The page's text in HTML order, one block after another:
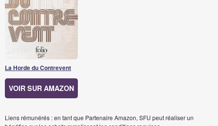
La Horde du Contrevent
VOIR SUR AMAZON
Liens rémunérés : en tant que Partenaire Amazon, SFU peut réaliser un